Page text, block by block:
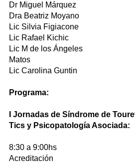
Dr Miguel Márquez
Dra Beatriz Moyano
Lic Silvia Figiacone
Lic Rafael Kichic
Lic M de los Ángeles
Matos
Lic Carolina Guntin
Programa:
I Jornadas de Síndrome de
Tics y Psicopatología Asociada:
8:30 a 9:00hs
Acreditación